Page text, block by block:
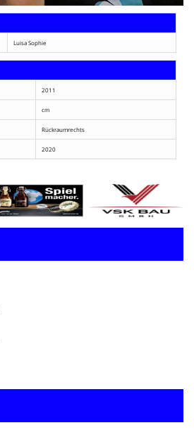
Luisa Sophie
2011
cm
Rückraumrechts
2020